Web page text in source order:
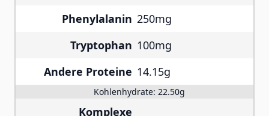
Phenylalanin 250mg
Tryptophan 100mg
Andere Proteine 14.15g
Kohlenhydrate: 22.50g
Komplexe